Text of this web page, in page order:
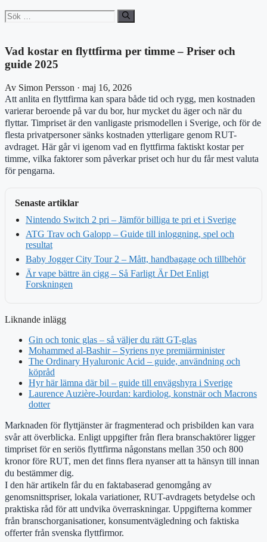
Sök
efter:
Vad kostar en flyttfirma per timme – Priser och
guide 2025
Av Simon Persson · maj 16, 2026
Att anlita en flyttfirma kan spara både tid och rygg, men kostnaden
varierar beroende på var du bor, hur mycket du äger och när du
flyttar. Timpriset är den vanligaste prismodellen i Sverige, och för de
flesta privatpersoner sänks kostnaden ytterligare genom RUT-
avdraget. Här går vi igenom vad en flyttfirma faktiskt kostar per
timme, vilka faktorer som påverkar priset och hur du får mest valuta
för pengarna.
Senaste artiklar
Nintendo Switch 2 pri – Jämför billiga te pri et i Sverige
ATG Trav och Galopp – Guide till inloggning, spel och
resultat
Baby Jogger City Tour 2 – Mått, handbagage och tillbehör
Är vape bättre än cigg – Så Farligt Är Det Enligt
Forskningen
Liknande inlägg
Gin och tonic glas – så väljer du rätt GT-glas
Mohammed al-Bashir – Syriens nye premiärminister
The Ordinary Hyaluronic Acid – guide, användning och
köpråd
Hyr här lämna där bil – guide till envägshyra i Sverige
Laurence Auzière-Jourdan: kardiolog, konstnär och Macrons
dotter
Marknaden för flyttjänster är fragmenterad och prisbilden kan vara
svår att överblicka. Enligt uppgifter från flera branschaktörer ligger
timpriset för en seriös flyttfirma någonstans mellan 350 och 800
kronor före RUT, men det finns flera nyanser att ta hänsyn till innan
du bestämmer dig.
I den här artikeln får du en faktabaserad genomgång av
genomsnittspriser, lokala variationer, RUT-avdragets betydelse och
praktiska råd för att undvika överraskningar. Uppgifterna kommer
från branschorganisationer, konsumentvägledning och faktiska
offerter från svenska flyttfirmor.